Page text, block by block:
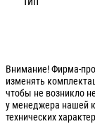
Внимание! Фирма-
изменять
чтобы не возникло
у менеджера нашей
технических